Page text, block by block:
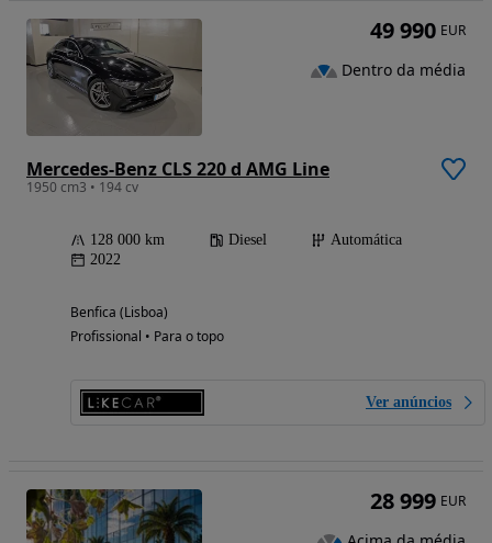
Mercedes-Benz CLS 220 d AMG Line
1950 cm3 • 194 cv
128 000 km Diesel
Automática
2022
Benfica (Lisboa)
Profissional • Para o topo
Ver anúncios
49 990 EUR
Dentro da média
28 999 EUR